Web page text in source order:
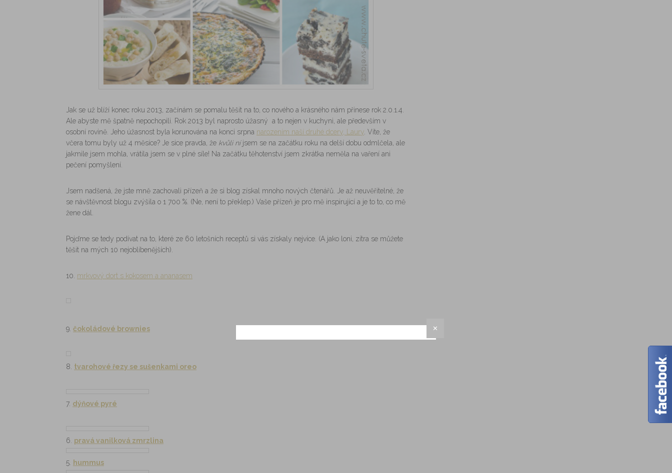
Jak se už blíží konec roku 2013, začínám se pomalu těšit na to, co nového a krásného nám přinese rok 2.0.1.4.
Ale abyste mě špatně nepochopili. Rok 2013 byl naprosto úžasný a to nejen v kuchyni, ale především v
osobní rovině. Jeho úžasnost byla korunována na konci srpna narozením naší druhé dcery, Laury . Víte, že
včera tomu byly už 4 měsíce? Je sice pravda, že kvůli níjsem se na začátku roku na delší dobu odmlčela, ale
jakmile jsem mohla, vrátila jsem se v plné síle! Na začátku těhotenství jsem zkrátka neměla na vaření ani
pečení pomyšlení.
Jsem nadšená, že jste mně zachovali přízeň a že si blog získal mnoho nových čtenářů. Je až neuvěřitelné, že
se návštěvnost blogu zvýšila o 1 700 %. (Ne, není to překlep.) Vaše přízeň je pro mě inspirující a je to to, co mě
žene dál.
Pojďme se tedy podívat na to, které ze 60 letošních receptů si vás získaly nejvíce. (A jako loni, zítra se můžete
těšit na mých 10 nejoblíbenějších).
10. mrkvový dort s kokosem a ananasem
9. čokoládové brownies
8. tvarohové řezy se sušenkami oreo
7. dýňové pyré
6. pravá vanilková zmrzlina
5. hummus
✕